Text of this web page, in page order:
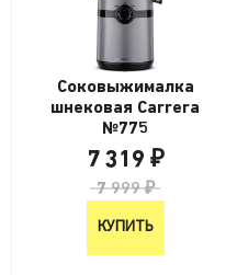
Соковыжималка
шнековая Carrera
№775
7 319 ₽
7 999 ₽
КУПИТЬ